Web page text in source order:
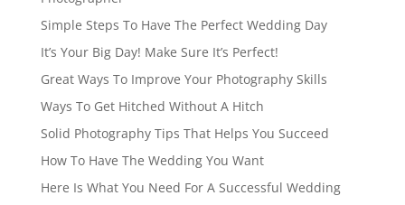
Simple Steps To Have The Perfect Wedding Day
It’s Your Big Day! Make Sure It’s Perfect!
Great Ways To Improve Your Photography Skills
Ways To Get Hitched Without A Hitch
Solid Photography Tips That Helps You Succeed
How To Have The Wedding You Want
Here Is What You Need For A Successful Wedding